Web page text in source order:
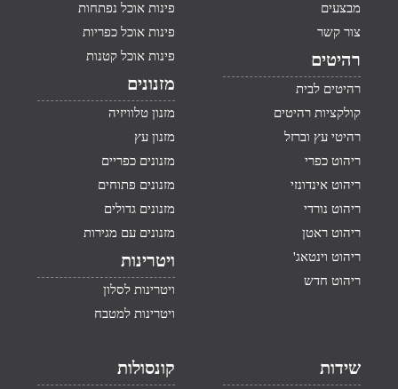
מבצעים
צור קשר
רהיטים
רהיטים לבית
קולקציות רהיטים
רהיטי עץ וברזל
ריהוט כפרי
ריהוט אינדונזי
ריהוט נורדי
ריהוט ראטן
ריהוט וינטאג'
ריהוט חדש
פינות אוכל נפתחות
פינות אוכל כפריות
פינות אוכל קטנות
מזנונים
מזנון טלוויזיה
מזנון עץ
מזנונים כפריים
מזנונים פתוחים
מזנונים גדולים
מזנונים עם מגירות
ויטרינות
ויטרינות לסלון
ויטרינות למטבח
שידות קונסולות